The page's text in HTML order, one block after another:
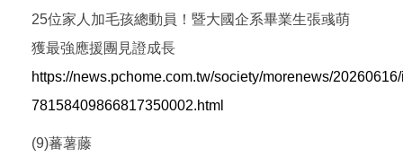
25位家人加毛孩總動員！暨大國企系畢業生張彧萌
獲最強應援團見證成長
https://news.pchome.com.tw/society/morenews/
78158409866817350002.html
(9)蕃薯藤